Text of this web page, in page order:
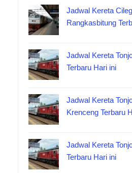
Jadwal Kereta
Rangkasbitung
Jadwal Kereta
Terbaru Hari ini
Jadwal Kereta
Krenceng Terbaru
Jadwal Kereta
Terbaru Hari ini